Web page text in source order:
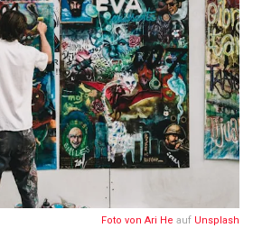
Foto von Ari He auf Unsplash